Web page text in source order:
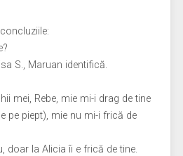
S., Maruan identifică.
mei, Rebe, mie mi-i drag de tine
pe piept), mie nu mi-i frică de
doar la Alicia îi e frică de tine.